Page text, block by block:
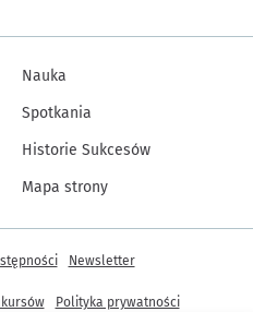
Nauka
Spotkania
Historie Sukcesów
Mapa strony
Newsletter
Polityka prywatności